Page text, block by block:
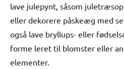
lave julepynt, såsom
eller dekorere påskeæg med
også lave bryllups- eller
forme leret til blomster eller
elementer.